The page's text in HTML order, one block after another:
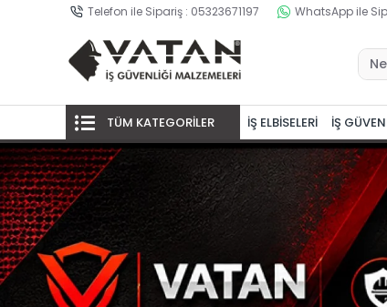
Telefon ile Sipariş : 05323671197 WhatsApp ile
TÜM KATEGORİLER İŞ ELBİSELERİ İŞ